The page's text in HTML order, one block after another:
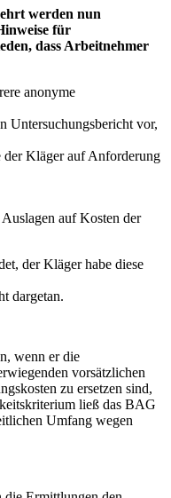
werden nun
für
dass Arbeitnehmer
anonyme
Untersuchungsbericht vor,
der Kläger auf Anforderung
auf Kosten der
der Kläger habe diese
dargetan.
wenn er die
vorsätzlichen
zu ersetzen sind,
ließ das BAG
Umfang wegen